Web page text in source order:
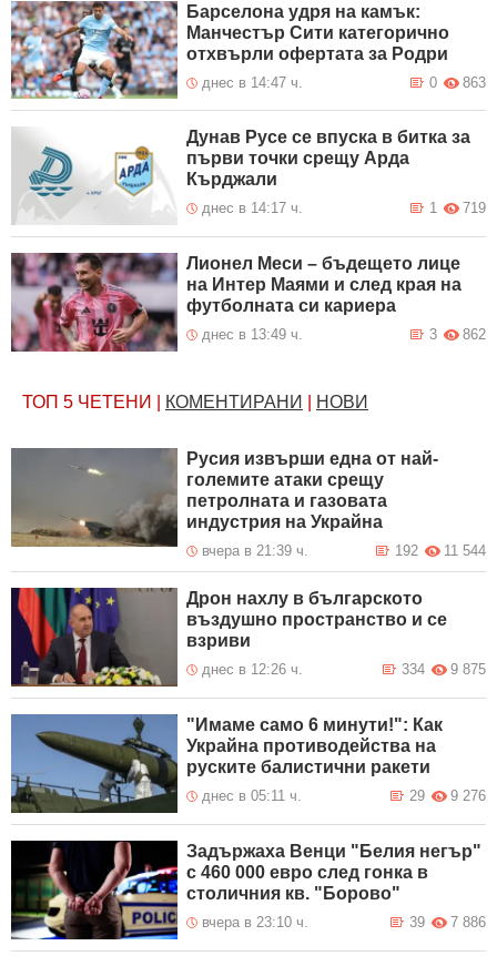
Барселона удря на камък:
Манчестър Сити категорично
отхвърли офертата за Родри
днес в 14:47 ч. 863
0
Дунав Русе се впуска в битка за
първи точки срещу Арда
Кърджали
днес в 14:17 ч. 719
1
Лионел Меси – бъдещето лице
на Интер Маями и след края на
футболната си кариера
днес в 13:49 ч. 862
3
ТОП 5 ЧЕТЕНИ КОМЕНТИРАНИ НОВИ
Русия извърши една от най-
големите атаки срещу
петролната и газовата
индустрия на Украйна
вчера в 21:39 ч. 11 544
192
Дрон нахлу в българското
въздушно пространство и се
взриви
днес в 12:26 ч. 9 875
334
"Имаме само 6 минути!": Как
Украйна противодейства на
руските балистични ракети
днес в 05:11 ч. 9 276
29
Задържаха Венци "Белия негър"
с 460 000 евро след гонка в
столичния кв. "Борово"
вчера в 23:10 ч. 7 886
39